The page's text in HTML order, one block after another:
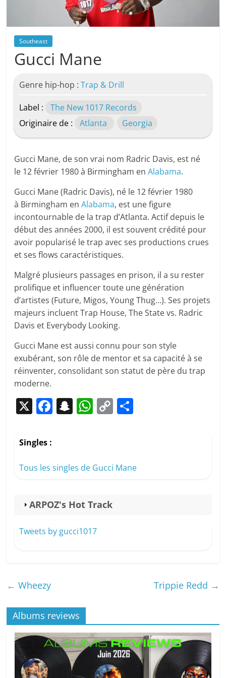
Southeast
Gucci Mane
Genre hip-hop :Trap & Drill
Label :
The New 1017 Records
Originaire de :
Atlanta Georgia
Gucci Mane, de son vrai nom Radric Davis, est né
le 12 février 1980à Birmingham enAlabama.
Gucci Mane (Radric Davis), né le 12 février 1980
à Birmingham enAlabama, est une figure
incontournable de la trap d’Atlanta. Actif depuis le
début des années 2000, il est souvent crédité pour
avoir popularisé le trap avec ses productions crues
et ses flows caractéristiques.
Malgré plusieurs passages en prison, il a su rester
prolifique et influencer toute une génération
d’artistes (Future, Migos, Young Thug…). Ses projets
majeurs incluent Trap House, The State vs. Radric
Davis et Everybody Looking.
Gucci Mane est aussi connu pour son style
exubérant, son rôle de mentor et sa capacité à se
réinventer, consolidant son statut de père du trap
moderne.
X F
b
o
S
c
at
W
A
p
C
Li er
Singles :
Tous les singles de Gucci Mane
ARPOZ's Hot Track
Tweets by gucci1017
← Wheezy Trippie Redd →
Albums reviews